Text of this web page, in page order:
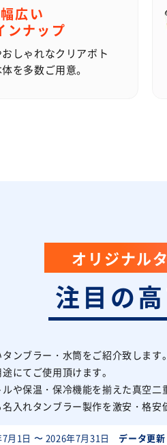
幅広い
ンナップ
しゃれなクリアボト
を多数ご用意。
オリジナル
注目の
ンブラー・水筒をご紹介致しま
にてご使用頂けます。
や保温・保冷機能を揃えた真空
入れタンブラー製作を激安・格
月1日 〜 2026年7月31日 データ更新